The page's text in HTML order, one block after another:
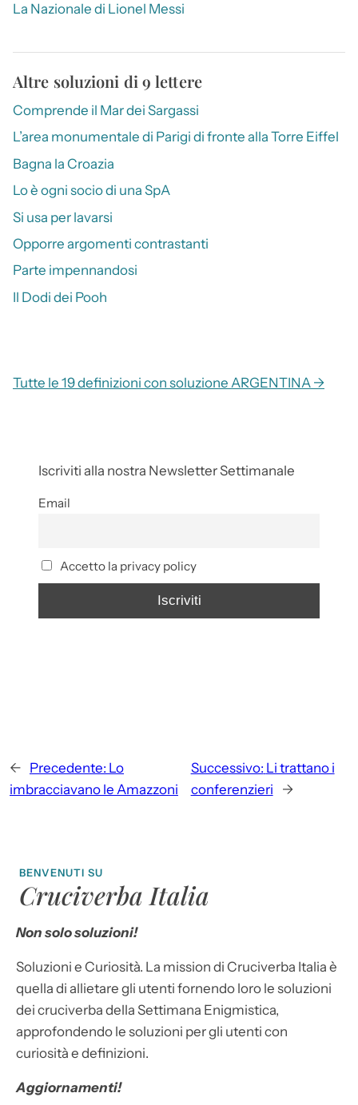
La Nazionale di Lionel Messi
Altre soluzioni di 9 lettere
Comprende il Mar dei Sargassi
L’area monumentale di Parigi di fronte alla Torre Eiffel
Bagna la Croazia
Lo è ogni socio di una SpA
Si usa per lavarsi
Opporre argomenti contrastanti
Parte impennandosi
Il Dodi dei Pooh
Tutte le 19 definizioni con soluzione ARGENTINA →
Iscriviti alla nostra Newsletter Settimanale
Email
Accetto la privacy policy
← Precedente: Lo
imbracciavano le Amazzoni
Successivo: Li trattano i
conferenzieri
→
BENVENUTI SU
Cruciverba Italia
Non solo soluzioni!
Soluzioni e Curiosità. La mission di Cruciverba Italia è
quella di allietare gli utenti fornendo loro le soluzioni
dei cruciverba della Settimana Enigmistica,
approfondendo le soluzioni per gli utenti con
curiosità e definizioni.
Aggiornamenti!